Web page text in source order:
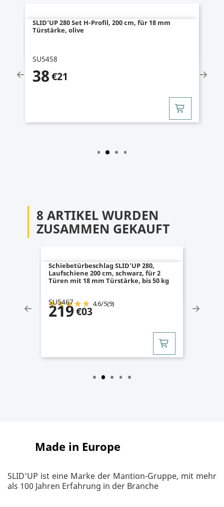
SLID'UP 280 Set H-Profil, 200 cm, für 18 mm
Türstärke, olive
SU5458
38€21
8 ARTIKEL WURDEN
ZUSAMMEN GEKAUFT
Schiebetürbeschlag SLID'UP 280,
Laufschiene 200 cm, schwarz, für 2
Türen mit 18 mm Türstärke, bis 50 kg
SU5467 4.6/5(9)
219€03
Made in Europe
SLID'UP ist eine Marke der Mantion-Gruppe, mit mehr
als 100 Jahren Erfahrung in der Branche